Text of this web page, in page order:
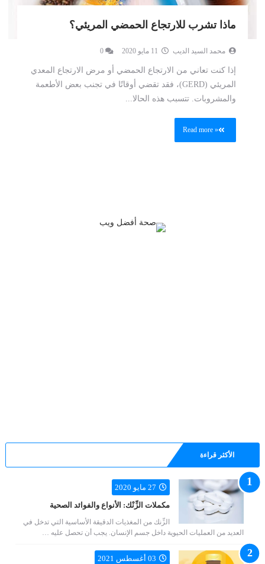
ماذا تشرب للارتجاع الحمضي المريئي؟
محمد السيد الديب 0
إذا كنت تعاني من الارتجاع الحمضي أو مرض الارتجاع المعدي
المريئي (GERD)، فقد تقضي أوقاتًا في تجنب بعض الأطعمة
والمشروبات. تتسبب هذه الحالا...
Read more »
الأكثر قراءة
27 مايو 2020
مكملات الزِّنْك: الأنواع والفوائد الصحية
الزِّنك من المغذيات الدقيقة الأساسية التي تدخل في
العديد من العمليات الحيوية داخل جسم الإنسان. يجب أن تحصل عليه …
03 أغسطس 2021